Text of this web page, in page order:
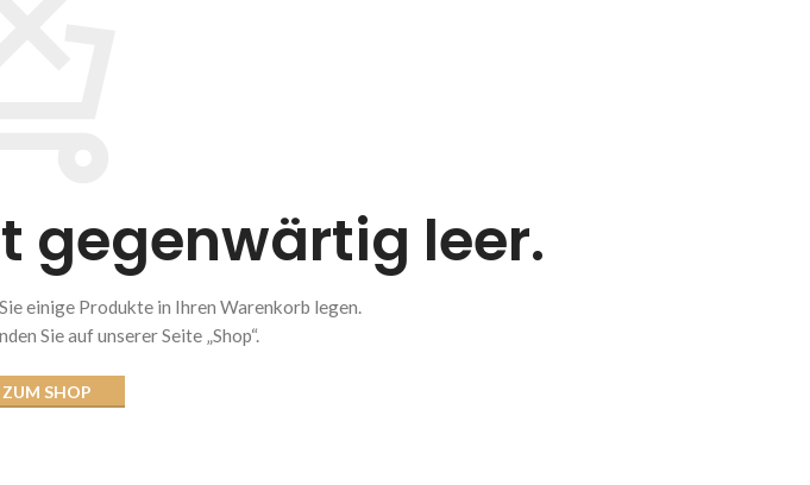
gegenwärtig leer.
einige Produkte in Ihren Warenkorb legen.
Sie auf unserer Seite „Shop“.
SHOP